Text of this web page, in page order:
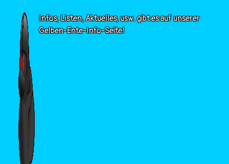
Infos, Listen, Aktuelles, usw. gibt es auf unserer
Gelben-Ente-Info-Seite!